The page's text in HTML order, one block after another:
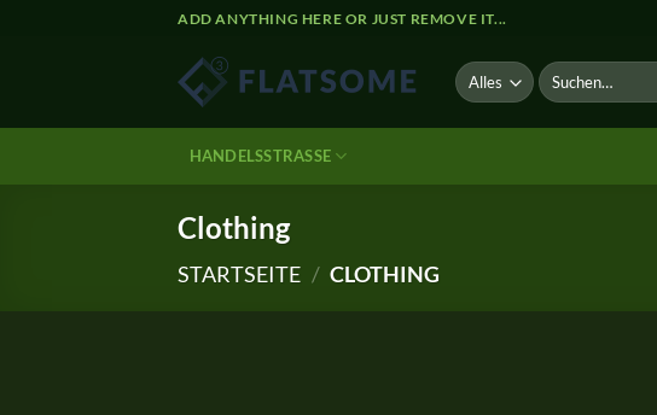
ADD ANYTHING HERE OR JUST REMOVE IT...
Suche
nach:
HANDELSSTRASSE
Clothing
STARTSEITE / CLOTHING